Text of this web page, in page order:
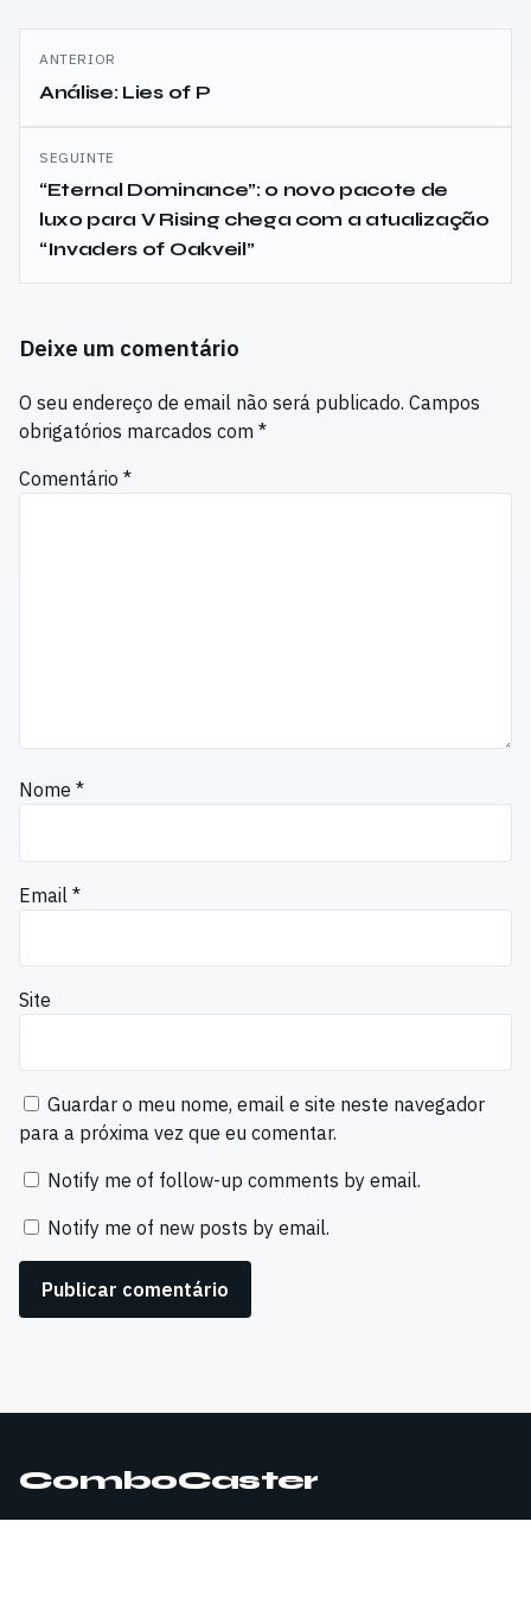
Navegação
de
artigos
ANTERIOR
Análise: Lies of P
SEGUINTE
“Eternal Dominance”: o novo pacote de
luxo para V Rising chega com a atualização
“Invaders of Oakveil”
Deixe um comentário
O seu endereço de email não será publicado. Campos
obrigatórios marcados com *
Comentário *
Nome *
Email *
Site
Guardar o meu nome, email e site neste navegador
para a próxima vez que eu comentar.
Notify me of follow-up comments by email.
Notify me of new posts by email.
ComboCaster